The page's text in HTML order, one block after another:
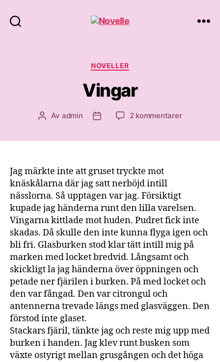
Kategorier
NOVELLER
Vingar
Inläggsförfattare
Av admin Inläggsdatum2 kommentarertill
Jag märkte inte att gruset tryckte mot
knäskålarna där jag satt nerböjd intill
nässlorna. Så upptagen var jag. Försiktigt
kupade jag händerna runt den lilla varelsen.
Vingarna kittlade mot huden. Pudret fick inte
skadas. Då skulle den inte kunna flyga igen och
bli fri. Glasburken stod klar tätt intill mig på
marken med locket bredvid. Långsamt och
skickligt la jag händerna över öppningen och
petade ner fjärilen i burken. På med locket och
den var fångad. Den var citrongul och
antennerna trevade längs med glasväggen. Den
förstod inte glaset.
Stackars fjäril, tänkte jag och reste mig upp med
burken i handen. Jag klev runt busken som
växte ostyrigt mellan grusgången och det höga